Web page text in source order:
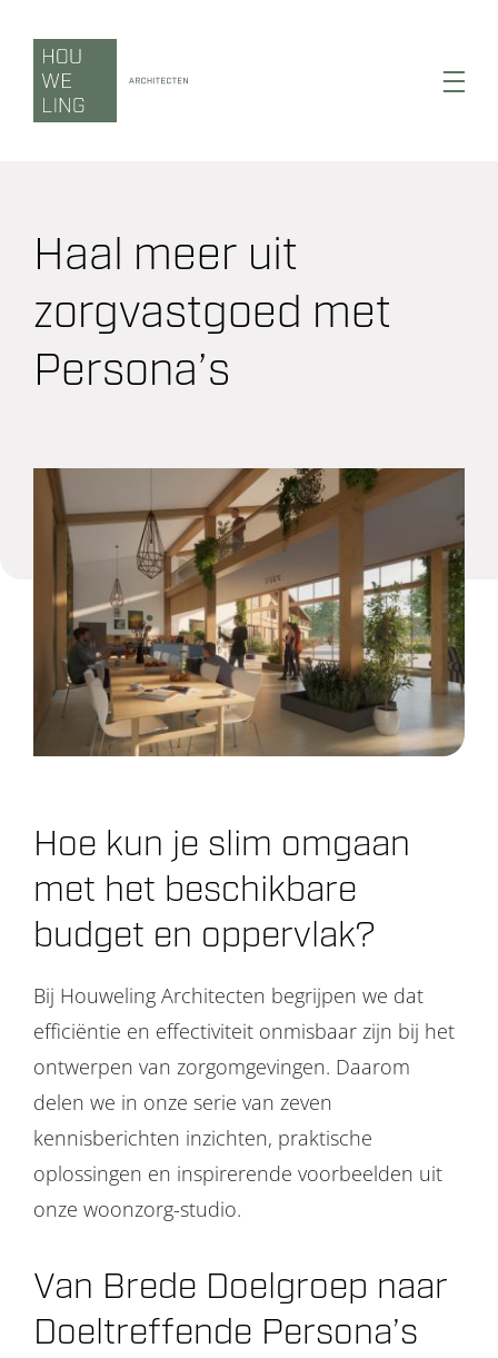
inhoud
Wonen
Werken
Zorgen
Duurzaamheid
Projecten
Over ons
Contact
Haal meer uit
zorgvastgoed met
Persona’s
Hoe kun je slim omgaan
met het beschikbare
budget en oppervlak?
Bij Houweling Architecten begrijpen we dat
efficiëntie en effectiviteit onmisbaar zijn bij het
ontwerpen van zorgomgevingen. Daarom
delen we in onze serie van zeven
kennisberichten inzichten, praktische
oplossingen en inspirerende voorbeelden uit
onze woonzorg-studio.
Van Brede Doelgroep naar
Doeltreffende Persona’s